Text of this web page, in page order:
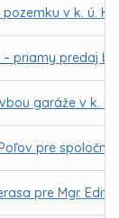
v k. ú.
priamy predaj
garáže v k. ú.
pre
pre Mgr.